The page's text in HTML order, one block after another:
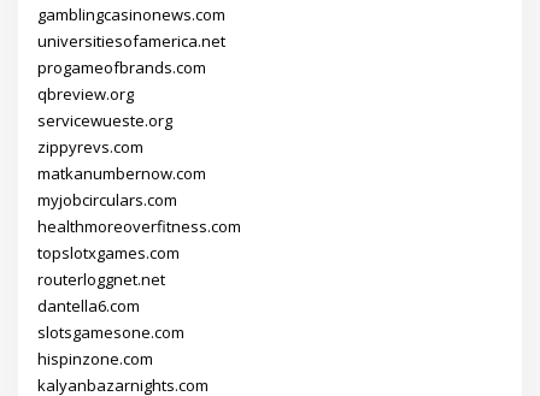
gamblingcasinonews.com
universitiesofamerica.net
progameofbrands.com
qbreview.org
servicewueste.org
zippyrevs.com
matkanumbernow.com
myjobcirculars.com
healthmoreoverfitness.com
topslotxgames.com
routerloggnet.net
dantella6.com
slotsgamesone.com
hispinzone.com
kalyanbazarnights.com